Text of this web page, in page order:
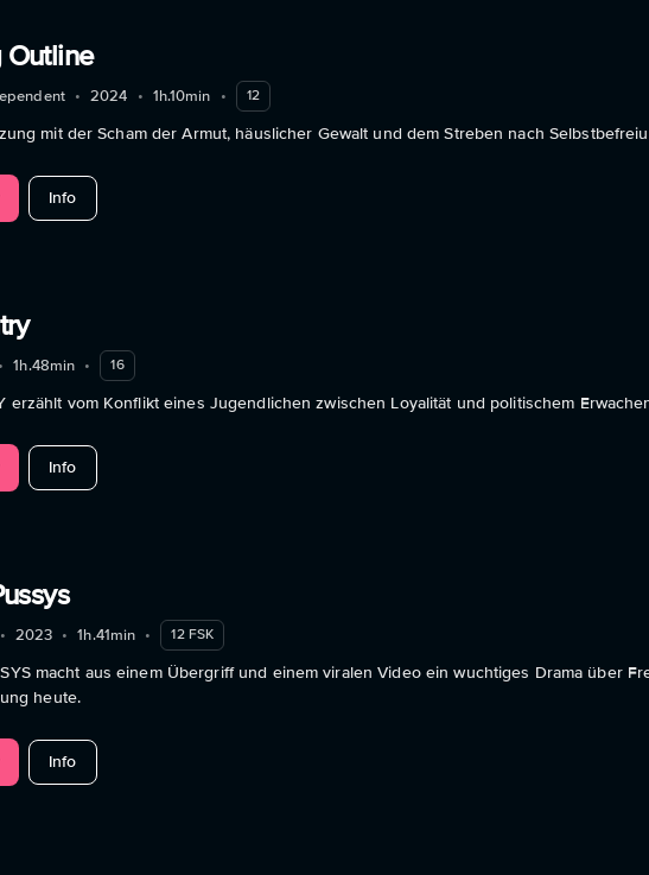
Outline
• 2024 • 1h.10min • 12
mit der Scham der Armut, häuslicher Gewalt und dem Streben nach
Infoabout Becoming Outline
• 1h.48min • 16
erzählt vom Konflikt eines Jugendlichen zwischen Loyalität und politischem
Infoabout Lost Country
• 2023 • 1h.41min • 12 FSK
macht aus einem Übergriff und einem viralen Video ein wuchtiges Drama über
heute.
Infoabout Vorstadt-Pussys